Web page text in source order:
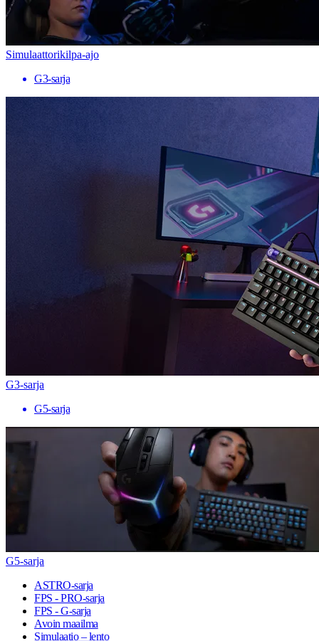
Simulaattorikilpa-ajo
G3-sarja
G3-sarja
G5-sarja
G5-sarja
ASTRO-sarja
FPS - PRO-sarja
FPS - G-sarja
Avoin maailma
Simulaatio – lento